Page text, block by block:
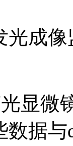
光成
显微
据